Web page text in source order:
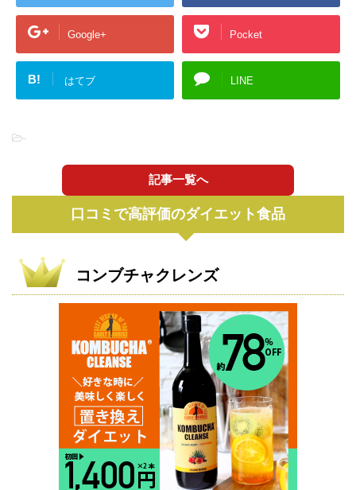
Google+ Pocket
B! はてブ LINE
-
記事一覧へ
口コミで高評価のダイエット食品
コンブチャクレンズ